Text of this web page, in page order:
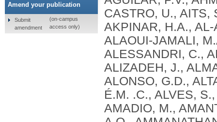
Amend your publication
Submit
amendment
(on-campus
access only)